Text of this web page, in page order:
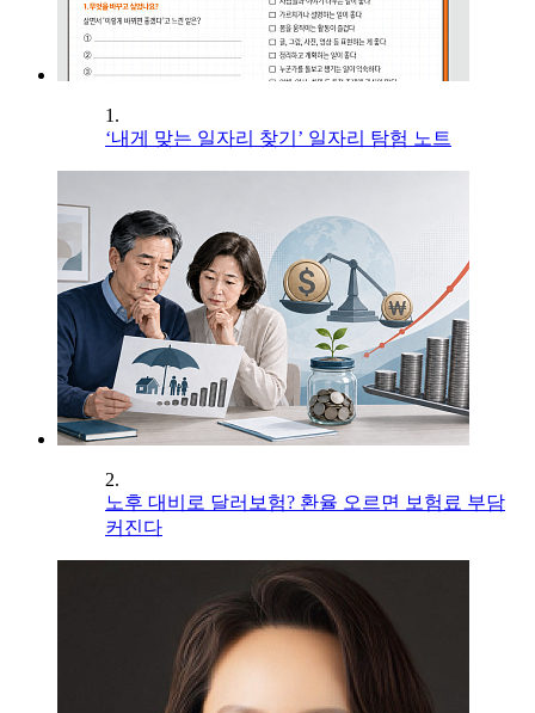
1.
‘내게 맞는 일자리 찾기’ 일자리 탐험 노트
2.
노후 대비로 달러보험? 환율 오르면 보험료 부담
커진다